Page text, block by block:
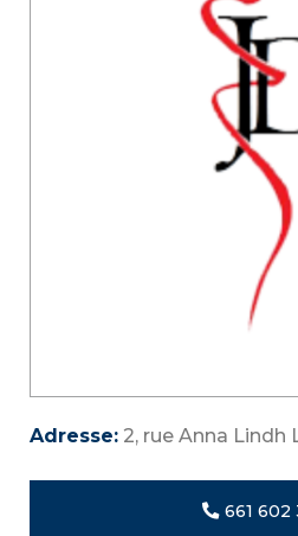
Adresse: 2, rue Anna Lindh
661 602